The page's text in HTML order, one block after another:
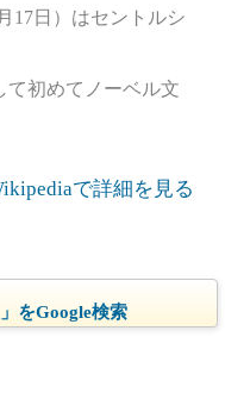
17日）はセントルシ
て初めてノーベル文
で詳細を見る
をGoogle検索